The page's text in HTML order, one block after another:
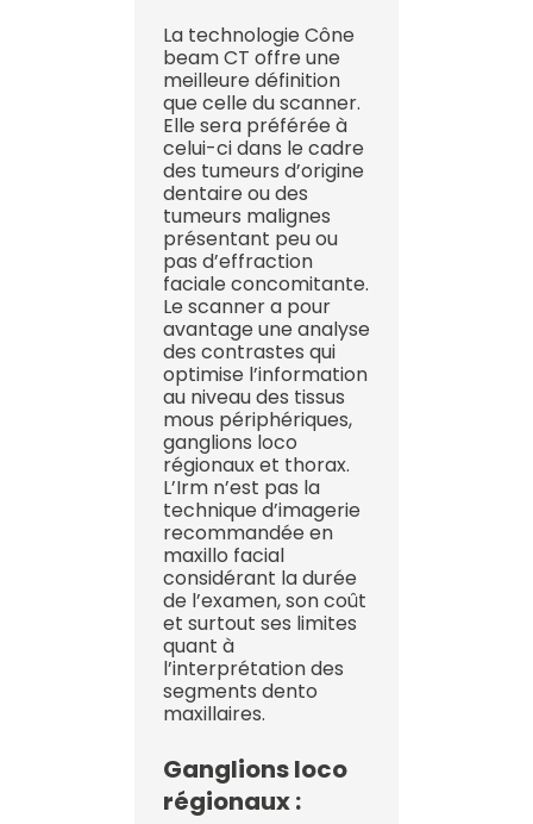
La technologie Cône
beam CT offre une
meilleure définition
que celle du scanner.
Elle sera préférée à
celui-ci dans le cadre
des tumeurs d’origine
dentaire ou des
tumeurs malignes
présentant peu ou
pas d’effraction
faciale concomitante.
Le scanner a pour
avantage une analyse
des contrastes qui
optimise l’information
au niveau des tissus
mous périphériques,
ganglions loco
régionaux et thorax.
L’Irm n’est pas la
technique d’imagerie
recommandée en
maxillo facial
considérant la durée
de l’examen, son coût
et surtout ses limites
quant à
l’interprétation des
segments dento
maxillaires.
Ganglions loco
régionaux :